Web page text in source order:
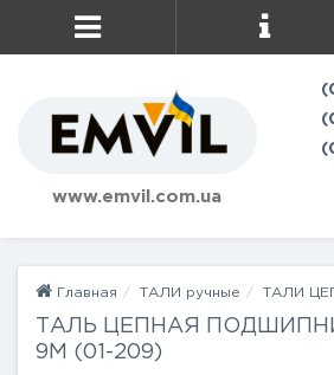
www.emvil.com.ua
Главная ТАЛИ ручные ТАЛИ
ТАЛЬ ЦЕПНАЯ
9М (01-209)